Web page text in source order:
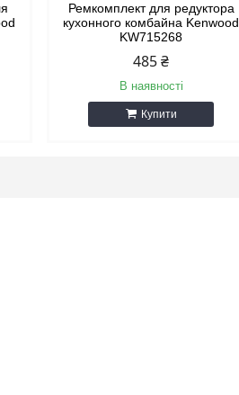
Ремкомплект для редуктора
кухонного комбайна Kenwood
KW715268
485 ₴
В наявності
Купити